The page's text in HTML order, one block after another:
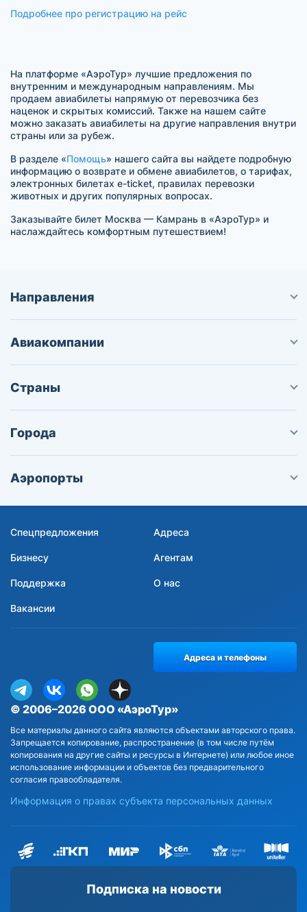
Подробнее про регистрацию на рейс
На платформе «АэроТур» лучшие предложения по
внутренним и международным направлениям. Мы
продаем авиабилеты напрямую от перевозчика без
наценок и скрытых комиссий. Также на нашем сайте
можно заказать авиабилеты на другие направления внутри
страны или за рубеж.
В разделе «Помощь» нашего сайта вы найдете подробную
информацию о возврате и обмене авиабилетов, о тарифах,
электронных билетах e-ticket, правилах перевозки
животных и других популярных вопросах.
Заказывайте билет Москва — Камрань в «АэроТур» и
наслаждайтесь комфортным путешествием!
Направления
Авиакомпании
Страны
Города
Аэропорты
Спецпредложения Адреса
Бизнесу Агентам
Поддержка О нас
Вакансии
Подписка на новости
© 2006–2026 ООО «АэроТур»
Все материалы данного сайта являются объектами авторского права.
Запрещается копирование, распространение (в том числе путём
копирования на другие сайты и ресурсы в Интернете) или любое иное
использование информации и объектов без предварительного
согласия правообладателя.
Информация о правах субъекта персональных данных
Адреса и телефоны